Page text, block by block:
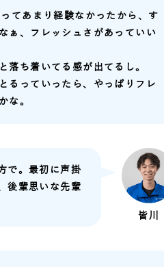
てあまり経験なかったから、す
ぁ、フレッシュさがあっていい
落ち着いてる感が出てるし。
るっていったら、やっぱりフレ
な。
皆川
で。最初に声掛
後輩思いな先輩